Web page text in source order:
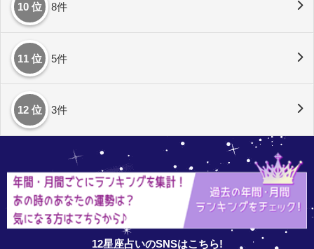
10 位 8件
11 位 5件
12 位 3件
12星座占いのSNSはこちら!